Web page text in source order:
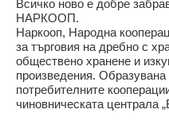
Всичко ново е добре
НАРКООП.
Наркооп, Народна
за търговия на дребно с
обществено хранене и
произведения. Образувана
потребителните
чиновническата централа